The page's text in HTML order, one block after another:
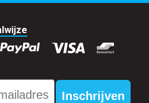
Inschrijven